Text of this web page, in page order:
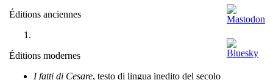
Éditions anciennes
Éditions modernes
I fatti di Cesare, testo di lingua inedito del secolo